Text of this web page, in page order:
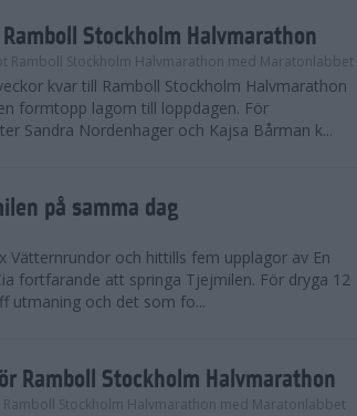
Stockholm Halvmarathon
Ramboll Stockholm Halvmarathon med Maratonlabbet
kvar till Ramboll Stockholm Halvmarathon
formtopp lagom till loppdagen. För
Sandra Nordenhager och Kajsa Bårman k...
på samma dag
Vätternrundor och hittills fem upplagor av En
fortfarande att springa Tjejmilen. För dryga 12
utmaning och det som fo...
Ramboll Stockholm Halvmarathon
Ramboll Stockholm Halvmarathon med Maratonlabbet